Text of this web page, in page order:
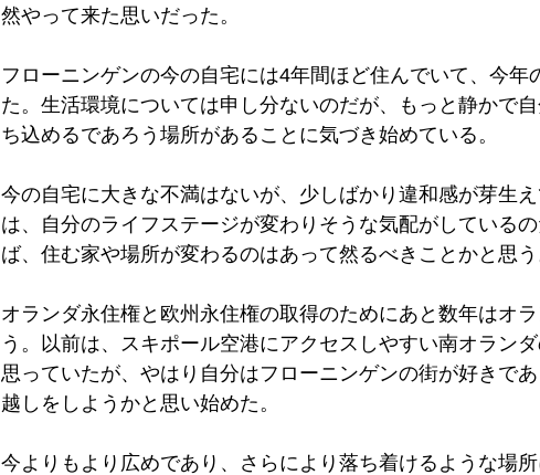
然やって来た思いだった。
フローニンゲンの今の自宅には4年間ほど住んでいて、今年
た。生活環境については申し分ないのだが、もっと静かで
ち込めるであろう場所があることに気づき始めている。
今の自宅に大きな不満はないが、少しばかり違和感が芽生
は、自分のライフステージが変わりそうな気配がしている
ば、住む家や場所が変わるのはあって然るべきことかと思う
オランダ永住権と欧州永住権の取得のためにあと数年はオ
う。以前は、スキポール空港にアクセスしやすい南オラン
思っていたが、やはり自分はフローニンゲンの街が好きで
越しをしようかと思い始めた。
今よりもより広めであり、さらにより落ち着けるような場